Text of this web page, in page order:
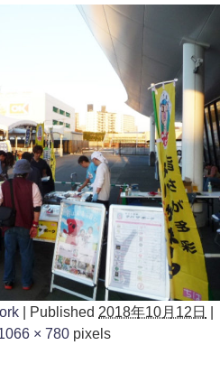
Published 2018年10月12日
× 780 pixels